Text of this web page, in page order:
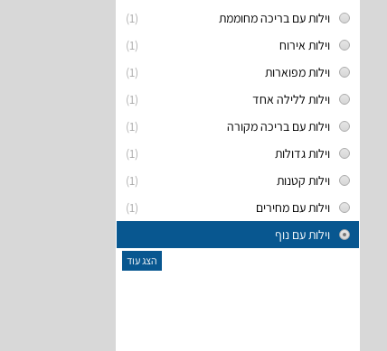
(1)
וילות עם בריכה מחוממת
(1)
וילות אירוח
(1)
וילות מפוארות
(1)
וילות ללילה אחד
(1)
וילות עם בריכה מקורה
(1)
וילות גדולות
(1)
וילות קטנות
(1)
וילות עם מחירים
וילות עם נוף
הצג עוד